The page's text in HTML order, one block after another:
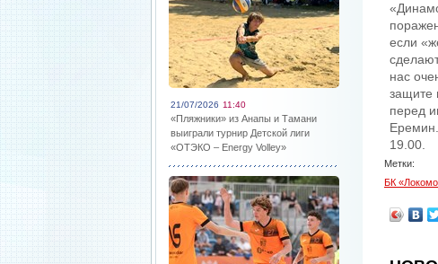
21/07/2026 11:40
«Пляжники» из Анапы и Тамани
выиграли турнир Детской лиги
«ОТЭКО – Energy Volley»
если
нас
защите
перед
19.00.
Метки:
БК